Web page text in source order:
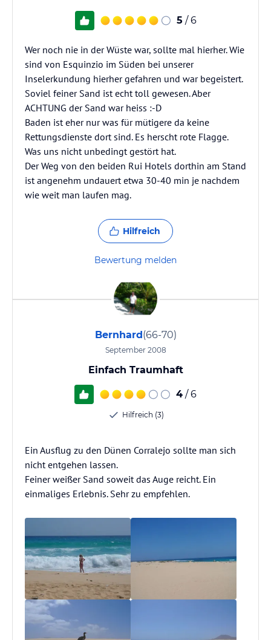
5 / 6
Wer noch nie in der Wüste war, sollte mal hierher. Wie
sind von Esquinzio im Süden bei unserer
Inselerkundung hierher gefahren und war begeistert.
Soviel feiner Sand ist echt toll gewesen. Aber
ACHTUNG der Sand war heiss :-D
Baden ist eher nur was für mütigere da keine
Rettungsdienste dort sind. Es herscht rote Flagge.
Was uns nicht unbedingt gestört hat.
Der Weg von den beiden Rui Hotels dorthin am Stand
ist angenehm undauert etwa 30-40 min je nachdem
wie weit man laufen mag.
Hilfreich
Bewertung melden
Bernhard(66-70)
September 2008
Einfach Traumhaft
4 / 6
Hilfreich (3)
Ein Ausflug zu den Dünen Corralejo sollte man sich
nicht entgehen lassen.
Feiner weißer Sand soweit das Auge reicht. Ein
einmaliges Erlebnis. Sehr zu empfehlen.